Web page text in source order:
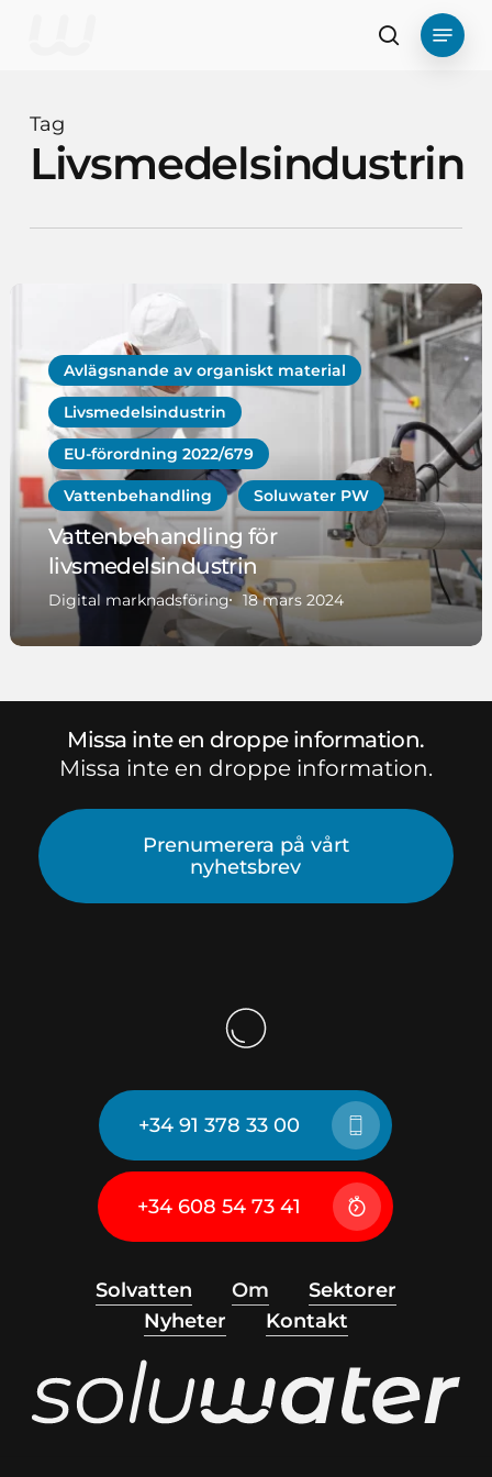
Sök
Meny
Tag
Livsmedelsindustrin
Avlägsnande av organiskt material
Livsmedelsindustrin
EU-förordning 2022/679
Vattenbehandling Soluwater PW
Vattenbehandling för
livsmedelsindustrin
Digital marknadsföring 18 mars 2024
Missa inte en droppe information.
Missa inte en droppe information.
Prenumerera på vårt
nyhetsbrev
+34 91 378 33 00
+34 608 54 73 41
Solvatten Om
Sektorer
Nyheter
Kontakt